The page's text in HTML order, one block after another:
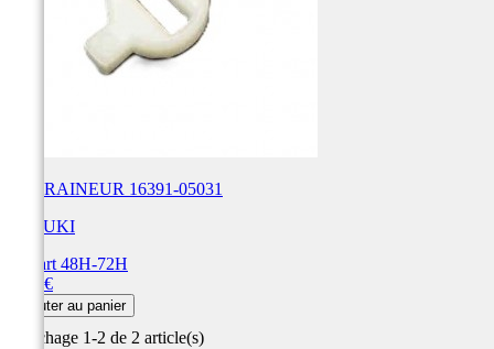
ENTRAINEUR 16391-05031
SUZUKI
Départ 48H-72H
5,75 €
Ajouter au panier
Affichage 1-2 de 2 article(s)